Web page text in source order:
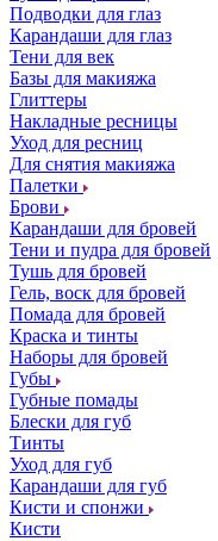
Подводки для глаз
Карандаши для глаз
Тени для век
Базы для макияжа
Глиттеры
Накладные ресницы
Уход для ресниц
Для снятия макияжа
Палетки
Брови
Карандаши для бровей
Тени и пудра для бровей
Тушь для бровей
Гель, воск для бровей
Помада для бровей
Краска и тинты
Наборы для бровей
Губы
Губные помады
Блески для губ
Тинты
Уход для губ
Карандаши для губ
Кисти и спонжи
Кисти